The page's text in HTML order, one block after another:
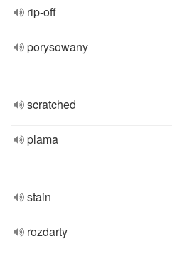
rip-off
porysowany
scratched
plama
stain
rozdarty